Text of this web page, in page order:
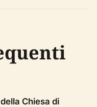
Chiesa di